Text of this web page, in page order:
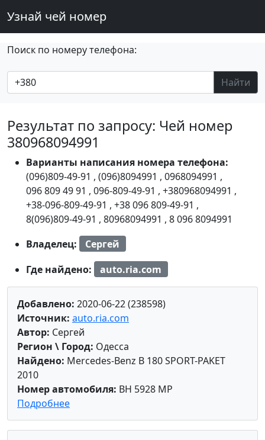
Узнай чей номер
Поиск по номеру телефона:
Найти
Результат по запросу: Чей номер
380968094991
Варианты написания номера телефона:
(096)809-49-91 , (096)8094991 , 0968094991 ,
096 809 49 91 , 096-809-49-91 , +380968094991 ,
+38-096-809-49-91 , +38 096 809-49-91 ,
8(096)809-49-91 , 80968094991 , 8 096 8094991
Владелец:
Сергей
Где найдено:
auto.ria.com
Добавлено: 2020-06-22 (238598)
Источник: auto.ria.com
Автор: Сергей
Регион \ Город: Одесса
Найдено: Mercedes-Benz B 180 SPORT-PAKET
2010
Номер автомобиля: BH 5928 MP
Подробнее